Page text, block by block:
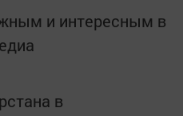
и интересным в
в